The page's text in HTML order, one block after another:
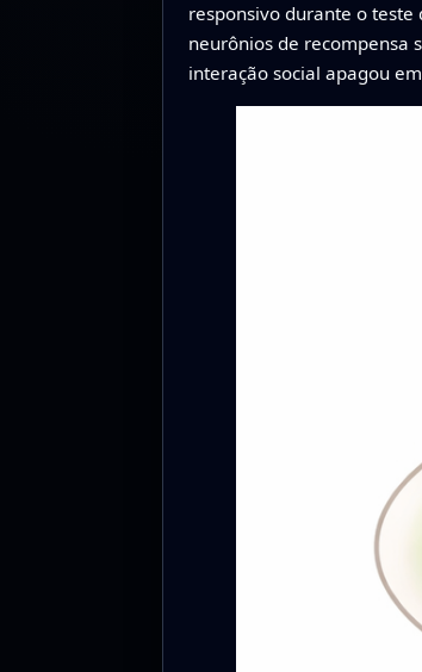
responsivo durante o
neurônios de recompensa
interação social apagou